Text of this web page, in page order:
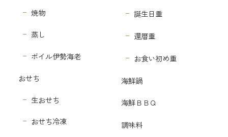
焼物
蒸し
ボイル伊勢海老
おせち
生おせち
おせち冷凍
誕生日重
還暦重
お食い初め重
海鮮鍋
海鮮ＢＢＱ
調味料